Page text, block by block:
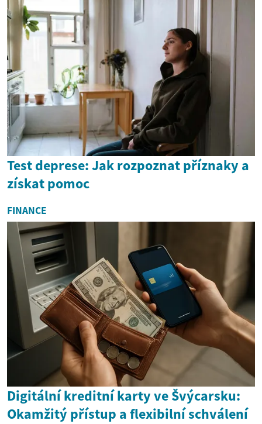
Test deprese: Jak rozpoznat příznaky a
získat pomoc
FINANCE
Digitální kreditní karty ve Švýcarsku:
Okamžitý přístup a flexibilní schválení